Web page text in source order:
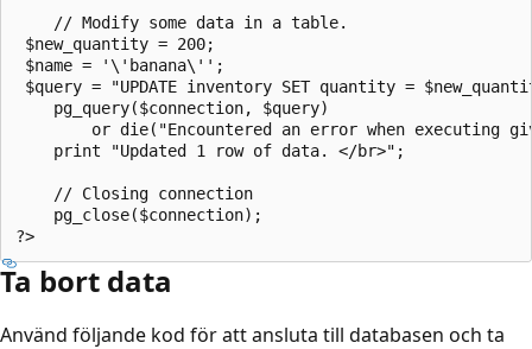
// Modify some data in a table.
$new_quantity = 200;
$name = '\'banana\'';
$query = "UPDATE inventory SET quantity =
pg_query($connection, $query)
or die("Encountered an error when executing
print "Updated 1 row of data. </br>";
// Closing connection
pg_close($connection);
Ta bort data
Använd följande kod för att ansluta till databasen och ta